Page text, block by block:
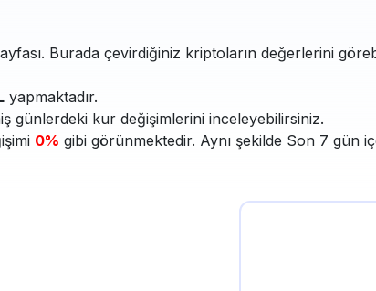
Burada çevirdiğiniz kriptoların değerlerini
yapmaktadır.
günlerdeki kur değişimlerini inceleyebilirsiniz.
0% gibi görünmektedir. Aynı şekilde Son 7 gün